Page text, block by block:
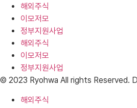
해외주식
이모저모
정부지원사업
해외주식
이모저모
정부지원사업
© 2023 Ryohwa All rights Reserved.
해외주식